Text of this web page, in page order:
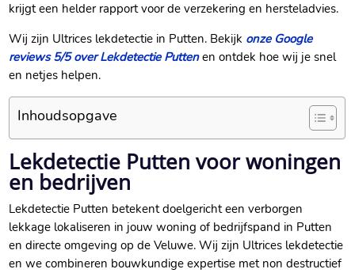
krijgt een helder rapport voor de verzekering en hersteladvies.​
Wij zijn Ultrices lekdetectie in Putten.​ Bekijk onze Google
reviews 5/5 over Lekdetectie Puttenen ontdek hoe wij je snel
en netjes helpen.​
Inhoudsopgave
Lekdetectie Putten voor woningen
en bedrijven
Lekdetectie Putten betekent doelgericht een verborgen
lekkage lokaliseren in jouw woning of bedrijfspand in Putten
en directe omgeving op de Veluwe.​ Wij zijn Ultrices lekdetectie
en we combineren bouwkundige expertise met non destructief